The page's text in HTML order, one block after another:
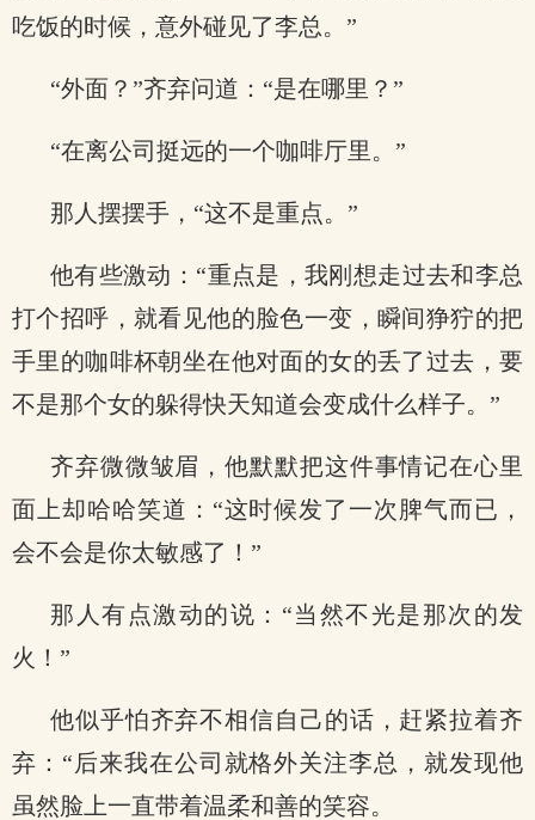
吃饭的时候，意外碰见了李总。”
“外面？”齐弃问道：“是在哪里？”
“在离公司挺远的一个咖啡厅里。”
那人摆摆手，“这不是重点。”
他有些激动：“重点是，我刚想走过去和李总
打个招呼，就看见他的脸色一变，瞬间狰狞的把
手里的咖啡杯朝坐在他对面的女的丢了过去，要
不是那个女的躲得快天知道会变成什么样子。”
齐弃微微皱眉，他默默把这件事情记在心里
面上却哈哈笑道：“这时候发了一次脾气而已，
会不会是你太敏感了！”
那人有点激动的说：“当然不光是那次的发
火！”
他似乎怕齐弃不相信自己的话，赶紧拉着齐
弃：“后来我在公司就格外关注李总，就发现他
虽然脸上一直带着温柔和善的笑容。